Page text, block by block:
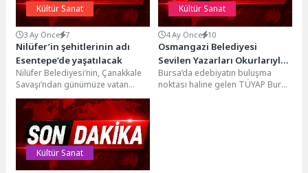
Kültür Sanat
3 Ay Önce 7
Nilüfer’in şehitlerinin adı
Esentepe’de yaşatılacak
Nilüfer Belediyesi’nin, Çanakkale
Savaşı’ndan günümüze vatan
uğruna hayatını kaybeden tüm
Nilüferli şehitlerin adını yaşatacağı
Şehitler...
Kültür Sanat
4 Ay Önce 10
Osmangazi Belediyesi
Sevilen Yazarları Okurlarıyla
Buluşturuyor
Bursa’da edebiyatın buluşma
noktası haline gelen TÜYAP Bursa
Kültür Sanat